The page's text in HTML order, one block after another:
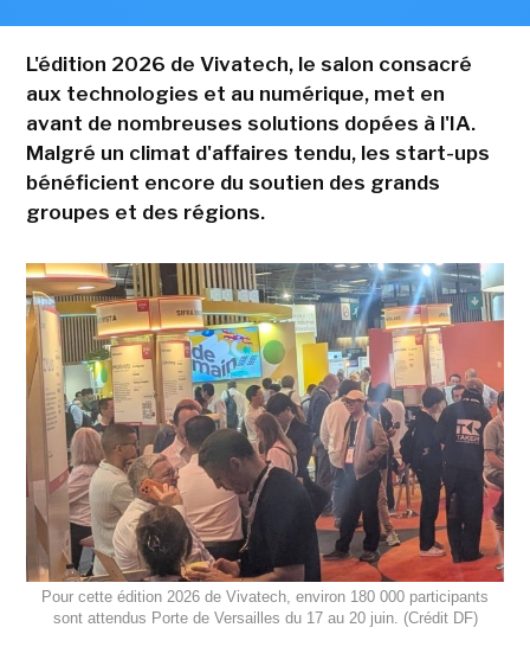
L'édition 2026 de Vivatech, le salon consacré
aux technologies et au numérique, met en
avant de nombreuses solutions dopées à l'IA.
Malgré un climat d'affaires tendu, les start-ups
bénéficient encore du soutien des grands
groupes et des régions.
Pour cette édition 2026 de Vivatech, environ 180 000 participants
sont attendus Porte de Versailles du 17 au 20 juin. (Crédit DF)